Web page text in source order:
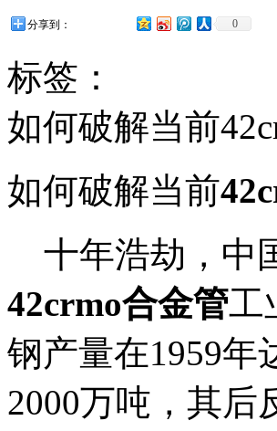
分享到： 0
标签：
如何破解当前
如何破解当前
十年浩劫，中
42crmo合金管工
钢产量在1959年
2000万吨，其后